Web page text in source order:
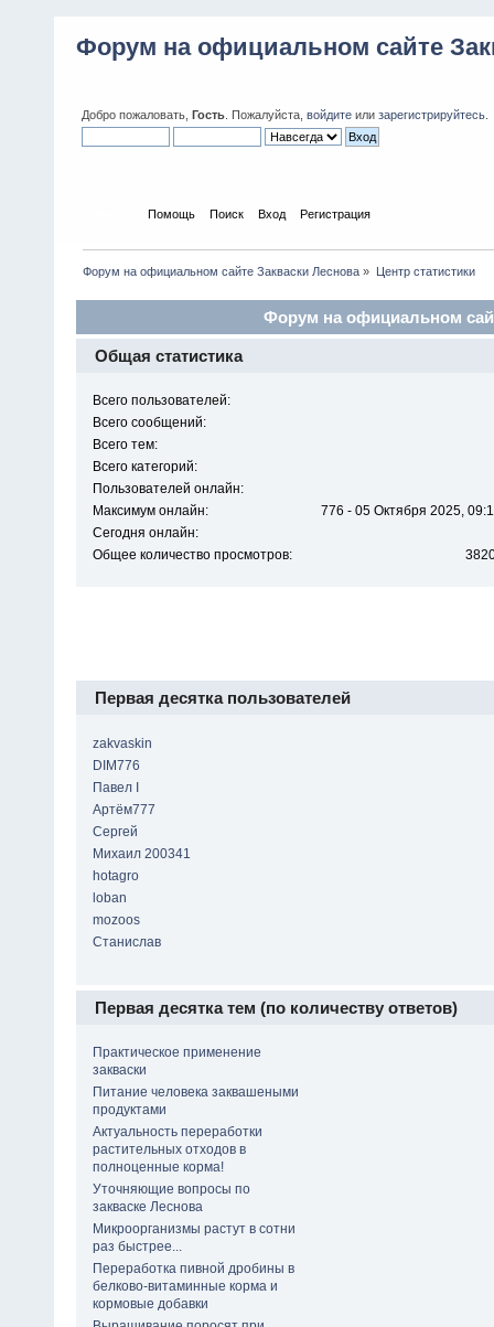
Форум на официальном сайте
Добро пожаловать, Гость . Пожалуйста, войдите или зарегистрируйтесь
Помощь Поиск Вход Регистрация
Форум на официальном сайте Закваски Леснова » Центр статистики
Форум на официальном
Общая статистика
Всего пользователей:
Всего сообщений:
Всего тем:
Всего категорий:
Пользователей онлайн:
Максимум онлайн:
776 - 05 Октября 2025,
Сегодня онлайн:
Общее количество просмотров:
Первая десятка пользователей
zakvaskin
DIM776
Павел I
Артём777
Сергей
Михаил 200341
hotagro
loban
mozoos
Станислав
Первая десятка тем (по количеству ответов)
Практическое применение
закваски
Питание человека заквашеными
продуктами
Актуальность переработки
растительных отходов в
полноценные корма!
Уточняющие вопросы по
закваске Леснова
Микроорганизмы растут в сотни
раз быстрее...
Переработка пивной дробины в
белково-витаминные корма и
кормовые добавки